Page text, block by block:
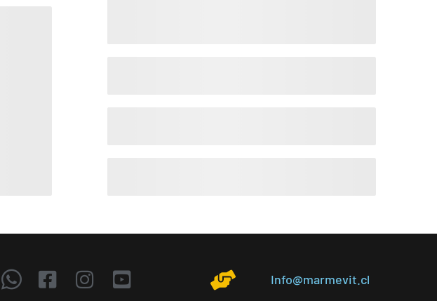
Info@marmevit.cl